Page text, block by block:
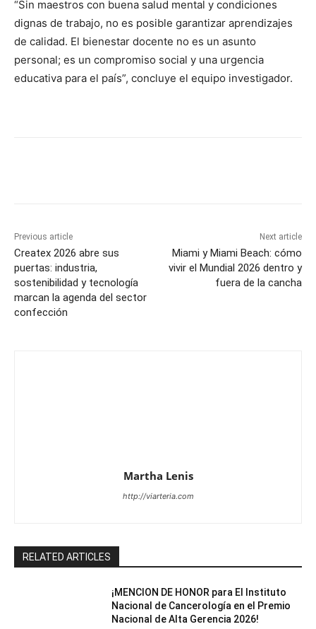
“Sin maestros con buena salud mental y condiciones
dignas de trabajo, no es posible garantizar aprendizajes
de calidad. El bienestar docente no es un asunto
personal; es un compromiso social y una urgencia
educativa para el país”, concluye el equipo investigador.
Previous article
Createx 2026 abre sus
puertas: industria,
sostenibilidad y tecnología
marcan la agenda del sector
confección
Next article
Miami y Miami Beach: cómo
vivir el Mundial 2026 dentro y
fuera de la cancha
Martha Lenis
http://viarteria.com
RELATED ARTICLES
¡MENCION DE HONOR para El Instituto
Nacional de Cancerología en el Premio
Nacional de Alta Gerencia 2026!